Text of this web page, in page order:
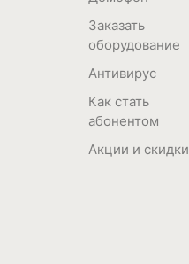
Заказать
оборудование
Антивирус
Как стать
абонентом
Акции и скидки